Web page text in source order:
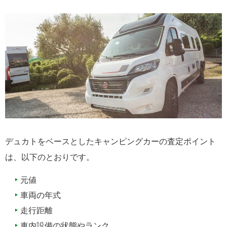
デュカトをベースとしたキャンピングカーの査定ポイント
は、以下のとおりです。
元値
車両の年式
走行距離